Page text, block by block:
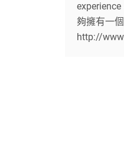
夠擁有一
http://